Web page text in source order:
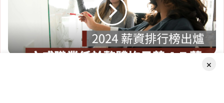
2026-07-20
新竹人注意！竹科旁將新增 838
戶社宅，「金城安居」預計
2029 年完工
逾
整
2024 薪資排行榜出爐：整體均月薪 4.7 萬，六成職業×